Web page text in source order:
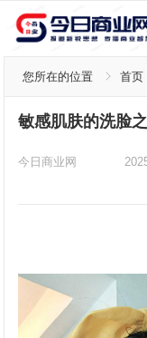
您所在的位置 首页
敏感肌肤的洗脸
今日商业网